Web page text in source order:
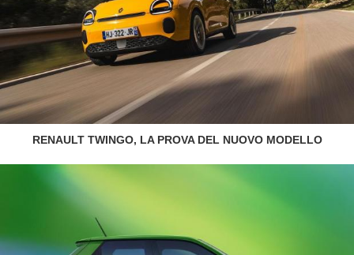
RENAULT TWINGO, LA PROVA DEL NUOVO MODELLO